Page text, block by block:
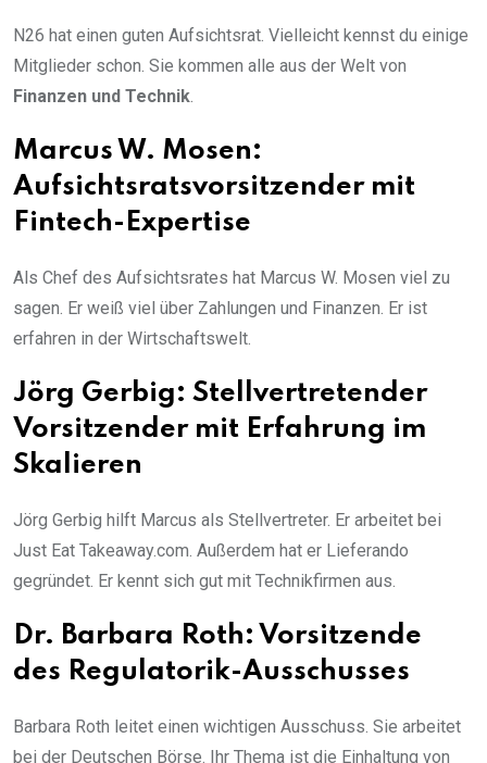
N26 hat einen guten Aufsichtsrat. Vielleicht kennst du einige
Mitglieder schon. Sie kommen alle aus der Welt von
Finanzen und Technik.
Marcus W. Mosen:
Aufsichtsratsvorsitzender mit
Fintech-Expertise
Als Chef des Aufsichtsrates hat Marcus W. Mosen viel zu
sagen. Er weiß viel über Zahlungen und Finanzen. Er ist
erfahren in der Wirtschaftswelt.
Jörg Gerbig: Stellvertretender
Vorsitzender mit Erfahrung im
Skalieren
Jörg Gerbig hilft Marcus als Stellvertreter. Er arbeitet bei
Just Eat Takeaway.com. Außerdem hat er Lieferando
gegründet. Er kennt sich gut mit Technikfirmen aus.
Dr. Barbara Roth: Vorsitzende
des Regulatorik-Ausschusses
Barbara Roth leitet einen wichtigen Ausschuss. Sie arbeitet
bei der Deutschen Börse. Ihr Thema ist die Einhaltung von